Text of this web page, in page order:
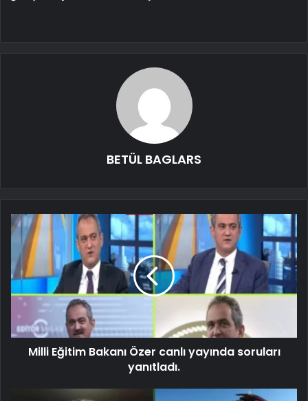
BETÜL BAGLARS
Milli Eğitim Bakanı Özer canlı yayında soruları
yanıtladı.